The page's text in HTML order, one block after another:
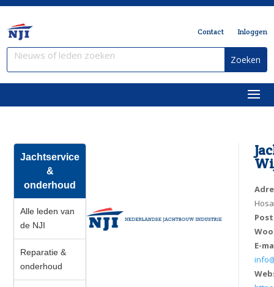
Contact Inloggen
Jachtservice
&
onderhoud
Alle leden van
de NJI
Reparatie &
onderhoud
E-